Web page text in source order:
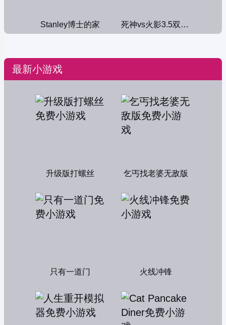
Stanley博士的家 死神vs火影3.5双人版
最新小游戏
升级版打螺丝 乞丐找老婆无敌版
只有一道门 火线冲锋